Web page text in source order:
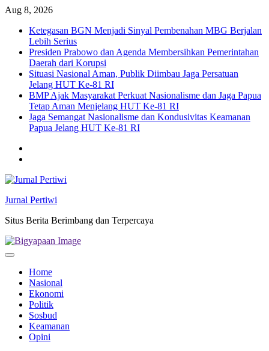
Skip
content
Aug 8, 2026
Ketegasan BGN Menjadi Sinyal Pembenahan MBG Berjalan
Lebih Serius
Presiden Prabowo dan Agenda Membersihkan Pemerintahan
Daerah dari Korupsi
Situasi Nasional Aman, Publik Diimbau Jaga Persatuan
Jelang HUT Ke-81 RI
BMP Ajak Masyarakat Perkuat Nasionalisme dan Jaga Papua
Tetap Aman Menjelang HUT Ke-81 RI
Jaga Semangat Nasionalisme dan Kondusivitas Keamanan
Papua Jelang HUT Ke-81 RI
Jurnal Pertiwi
Situs Berita Berimbang dan Terpercaya
Home
Nasional
Ekonomi
Politik
Sosbud
Keamanan
Opini